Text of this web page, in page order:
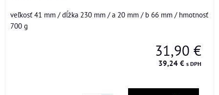
veľkosť 41 mm / dĺžka 230 mm / a 20 mm / b 66 mm / hmotnosť
700 g
31,90 €
39,24 € s DPH